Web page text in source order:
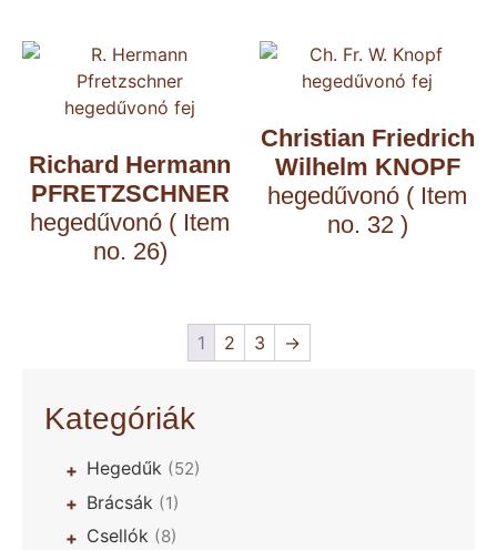
Kategóriák
+ Hegedűk (52)
+ Brácsák (1)
+ Csellók (8)
Richard Hermann
PFRETZSCHNER
hegedűvonó ( Item
no. 26)
Christian Friedrich
Wilhelm KNOPF
hegedűvonó ( Item
no. 32 )
1 2 3 →